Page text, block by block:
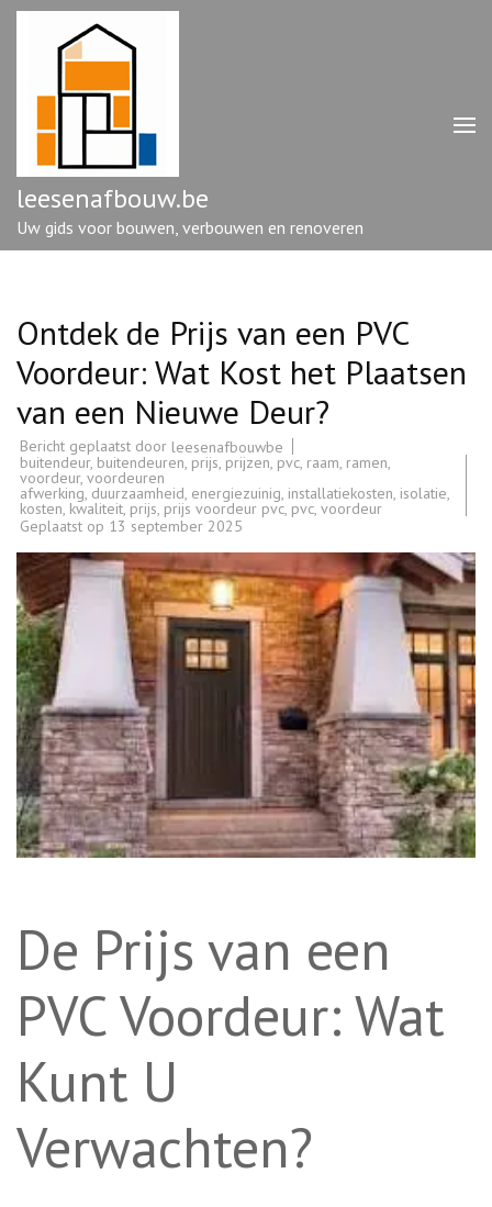
Ga
enter)
leesenafbouw.be
Uw gids voor bouwen, verbouwen en renoveren
Ontdek de Prijs van een PVC
Voordeur: Wat Kost het Plaatsen
van een Nieuwe Deur?
Bericht geplaatst door leesenafbouwbe
buitendeur, buitendeuren, prijs, prijzen, pvc, raam, ramen,
voordeur, voordeuren
afwerking, duurzaamheid, energiezuinig, installatiekosten, isolatie,
kosten, kwaliteit, prijs, prijs voordeur pvc, pvc, voordeur
Geplaatst op 13 september 2025
De Prijs van een
PVC Voordeur: Wat
Kunt U
Verwachten?